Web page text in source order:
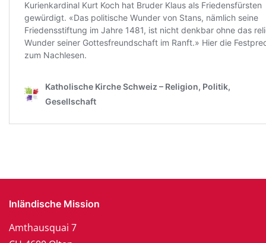
Inländische Mission
Amthausquai 7